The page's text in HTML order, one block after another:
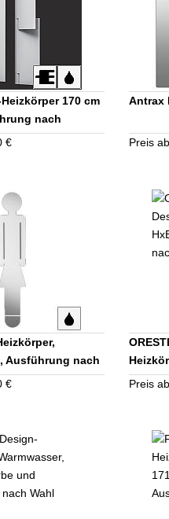
170 cm
nach
€
Antrax
Preis
Ausführung nach
€ Preis